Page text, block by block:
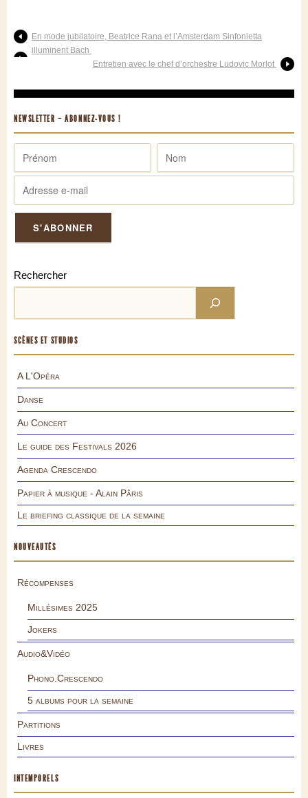
En mode jubilatoire, Beatrice Rana et l’Amsterdam Sinfonietta
illuminent Bach
Entretien avec le chef d’orchestre Ludovic Morlot
NEWSLETTER – ABONNEZ-VOUS !
Rechercher
SCÈNES ET STUDIOS
A L'Opéra
Danse
Au Concert
Le guide des Festivals 2026
Agenda Crescendo
Papier à musique - Alain Pâris
Le briefing classique de la semaine
NOUVEAUTÉS
Récompenses
Millésimes 2025
Jokers
Audio&Vidéo
Phono.Crescendo
5 albums pour la semaine
Partitions
Livres
INTEMPORELS